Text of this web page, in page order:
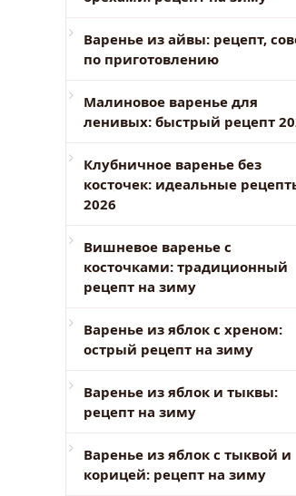
Варенье из айвы: рецепт,
по приготовлению
Малиновое варенье для
ленивых: быстрый рецепт
Клубничное варенье без
косточек: идеальные
2026
Вишневое варенье с
косточками: традиционный
рецепт на зиму
Варенье из яблок с хреном:
острый рецепт на зиму
Варенье из яблок и тыквы:
рецепт на зиму
Варенье из яблок с тыквой и
корицей: рецепт на зиму